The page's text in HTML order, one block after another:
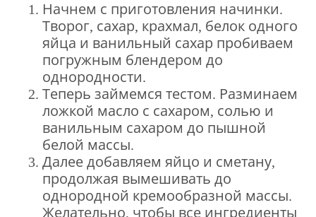
Начнем с приготовления начинки.
Творог, сахар, крахмал, белок одного
яйца и ванильный сахар пробиваем
погружным блендером до
однородности.
Теперь займемся тестом. Разминаем
ложкой масло с сахаром, солью и
ванильным сахаром до пышной
белой массы.
Далее добавляем яйцо и сметану,
продолжая вымешивать до
однородной кремообразной массы.
Желательно, чтобы все ингредиенты